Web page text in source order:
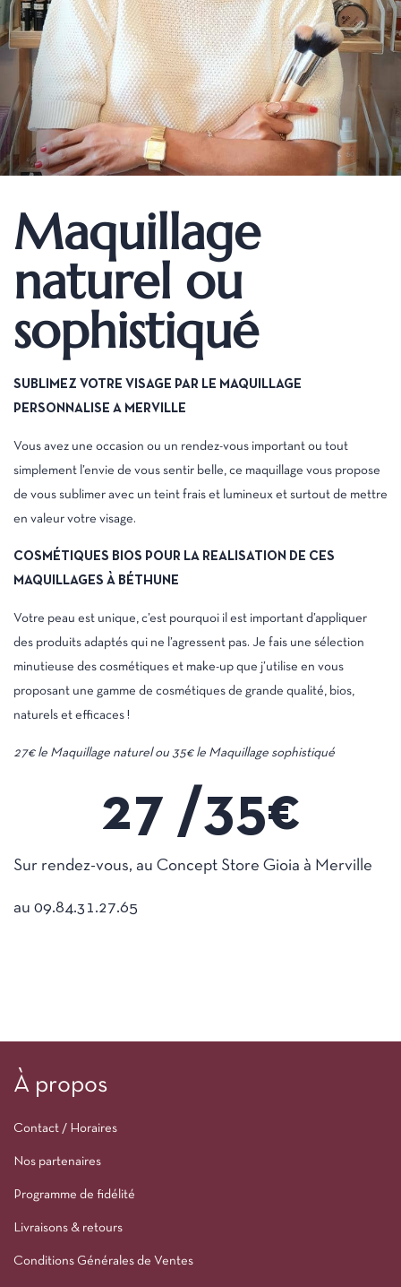
Maquillage
naturel ou
sophistiqué
SUBLIMEZ VOTRE VISAGE PAR LE MAQUILLAGE
PERSONNALISE A MERVILLE
Vous avez une occasion ou un rendez-vous important ou tout
simplement l’envie de vous sentir belle, ce maquillage vous propose
de vous sublimer avec un teint frais et lumineux et surtout de mettre
en valeur votre visage.
COSMÉTIQUES BIOS POUR LA REALISATION DE CES
MAQUILLAGES À BÉTHUNE
Votre peau est unique, c’est pourquoi il est important d’appliquer
des produits adaptés qui ne l’agressent pas. Je fais une sélection
minutieuse des cosmétiques et make-up que j’utilise en vous
proposant une gamme de cosmétiques de grande qualité, bios,
naturels et efficaces !
27€ le Maquillage naturel ou 35€ le Maquillage sophistiqué
Sur rendez-vous, au Concept Store Gioia à Merville
au 09.84.31.27.65
27 /35€
À propos
Contact / Horaires
Nos partenaires
Programme de fidélité
Livraisons & retours
Conditions Générales de Ventes